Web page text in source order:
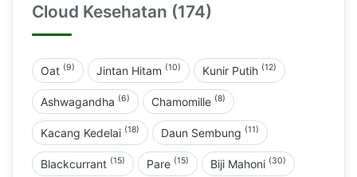
Cloud Kesehatan (174)
Oat (9) Jintan Hitam (10) Kunir Putih (12)
Ashwagandha (6) Chamomille (8)
Kacang Kedelai (18) Daun Sembung (11)
Blackcurrant (15) Pare (15) Biji Mahoni (30)